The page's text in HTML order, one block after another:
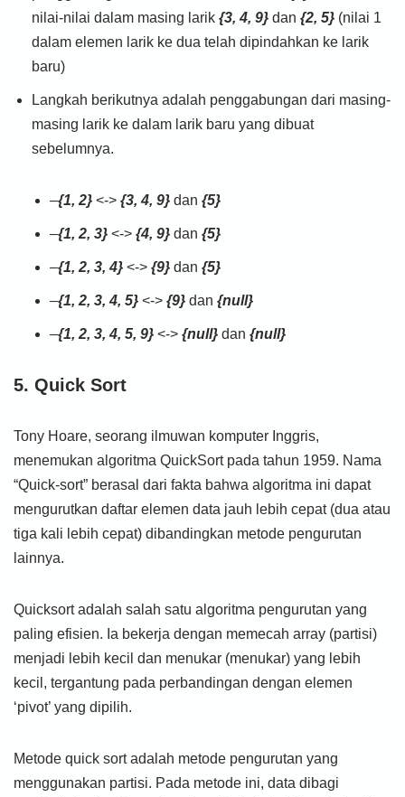
nilai-nilai dalam masing larik {3, 4, 9} dan {2, 5} (nilai 1
dalam elemen larik ke dua telah dipindahkan ke larik
baru)
Langkah berikutnya adalah penggabungan dari masing-
masing larik ke dalam larik baru yang dibuat
sebelumnya.
–{1, 2} <-> {3, 4, 9} dan {5}
–{1, 2, 3} <-> {4, 9} dan {5}
–{1, 2, 3, 4} <-> {9} dan {5}
–{1, 2, 3, 4, 5} <-> {9} dan {null}
–{1, 2, 3, 4, 5, 9} <-> {null} dan {null}
5. Quick Sort
Tony Hoare, seorang ilmuwan komputer Inggris,
menemukan algoritma QuickSort pada tahun 1959. Nama
“Quick-sort” berasal dari fakta bahwa algoritma ini dapat
mengurutkan daftar elemen data jauh lebih cepat (dua atau
tiga kali lebih cepat) dibandingkan metode pengurutan
lainnya.
Quicksort adalah salah satu algoritma pengurutan yang
paling efisien. Ia bekerja dengan memecah array (partisi)
menjadi lebih kecil dan menukar (menukar) yang lebih
kecil, tergantung pada perbandingan dengan elemen
‘pivot’ yang dipilih.
Metode quick sort adalah metode pengurutan yang
menggunakan partisi. Pada metode ini, data dibagi